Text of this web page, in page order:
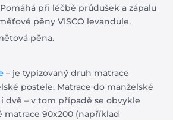
při léčbě průdušek a zápalu
pěny VISCO levandule.
pěna.
– je typizovaný druh matrace
postele. Matrace do manželské
dvě – v tom případě se obvykle
matrace 90x200 (například